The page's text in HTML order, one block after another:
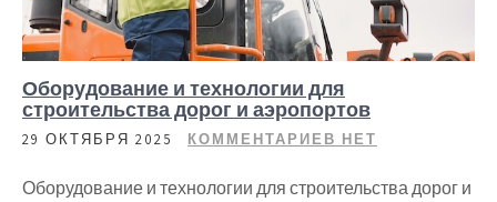
Оборудование и технологии для
строительства дорог и аэропортов
29 ОКТЯБРЯ 2025 КОММЕНТАРИЕВ НЕТ
Оборудование и технологии для строительства дорог и